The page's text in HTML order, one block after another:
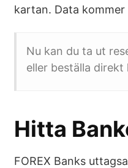
kartan. Data
Nu kan du ta ut
eller beställa direkt
‎Hitta
FOREX Banks